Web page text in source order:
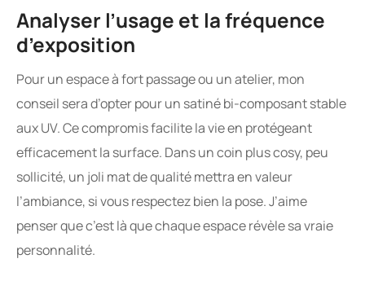
Analyser l’usage et la fréquence
d’exposition
Pour un espace à fort passage ou un atelier, mon
conseil sera d’opter pour un satiné bi-composant stable
aux UV. Ce compromis facilite la vie en protégeant
efficacement la surface. Dans un coin plus cosy, peu
sollicité, un joli mat de qualité mettra en valeur
l’ambiance, si vous respectez bien la pose. J’aime
penser que c’est là que chaque espace révèle sa vraie
personnalité.